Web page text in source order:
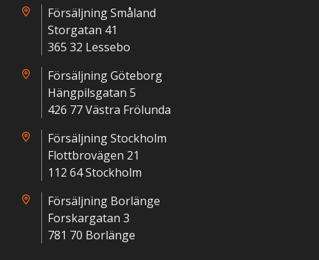
Försäljning Småland
Storgatan 41
365 32 Lessebo
Försäljning Göteborg
Hängpilsgatan 5
426 77 Västra Frölunda
Försäljning Stockholm
Flottbrovägen 21
112 64 Stockholm
Försäljning Borlänge
Forskargatan 3
781 70 Borlänge